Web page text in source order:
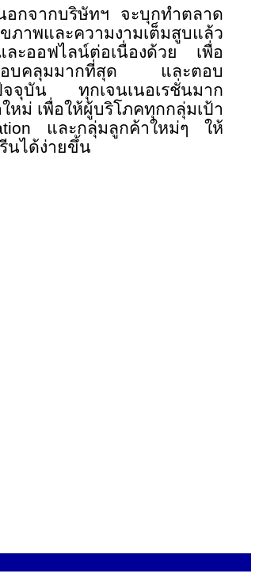
กจากบริษัทฯ จะบุกทำตลาด
ภาพและความงามเต็มสูบแล้ว
ละออฟไลน์ต่อเนื่องด้วย เพื่อ
รอบคลุมมากที่สุด และตอบ
จจุบัน ทุกเจนเนอเรชั่นมาก
หม่ เพื่อให้ผู้บริโภคทุกกลุ่มเป้า
และกลุ่มลูกค้าใหม่ๆ ให้
นได้ง่ายขึ้น